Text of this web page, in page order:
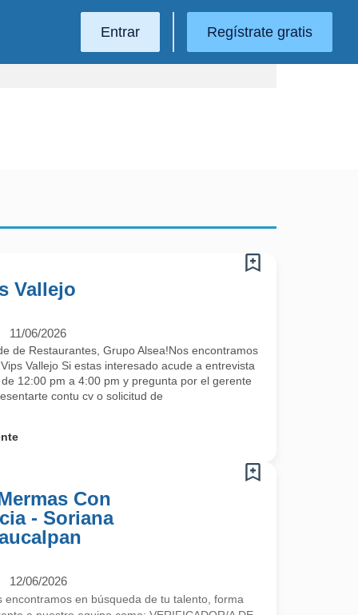
Entrar Regístrate gratis
Vallejo
11/06/2026
de Restaurantes, Grupo Alsea!Nos encontramos
Vallejo Si estas interesado acude a entrevista
12:00 pm a 4:00 pm y pregunta por el gerente
contu cv o solicitud de
Con
- Soriana
12/06/2026
encontramos en búsqueda de tu talento, forma